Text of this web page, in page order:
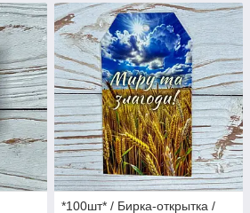
*100шт* / Бирка-открытка /